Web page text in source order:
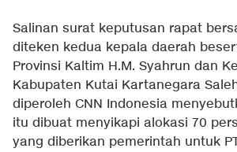
Salinan surat keputusan rapat
diteken kedua kepala daerah
Provinsi Kaltim H.M. Syahrun dan
Kabupaten Kutai Kartanegara
diperoleh CNN Indonesia
itu dibuat menyikapi alokasi 70
yang diberikan pemerintah untuk